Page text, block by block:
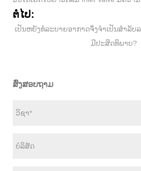
ຕໍ່ໄປ:
ເປັນຫຍັງທໍ່ລະບາຍອາກາດຈຶ່ງຈໍາເປັນສໍາລັບ
ມີປະສິດທິພາບ?
ສົ່ງສອບຖາມ